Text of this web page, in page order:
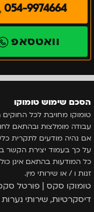
054-9974664
וואטסאפ
הסכם שימוש טומוקו
טומוקו מחויבת לכל
עבודה מומלצות ובהתאם
אם נהיה מודעים לתקרית
על כך בעמוד יצירת הקשר
כל המודעות בהתאם אינן
זנות ו / או שירותי מין.
טומוקו סקס | פורטל
דיסקרטיות, שירותי נערות